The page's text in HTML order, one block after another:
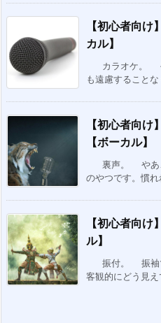
【初心者向
カル】
カラオケ。
も遠慮すること
【初心者向け
【ボーカル】
裏声。 やあ
のやつです。慣
【初心者向
ル】
振付。 振袖
客観的にどう見